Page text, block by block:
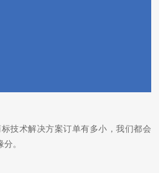
技术解决方案订单有多小，我们都会
。